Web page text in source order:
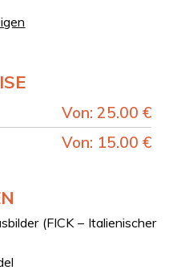
Körpergewicht.
eines Erwachsenen
Paddeln
der Küste der Halbinsel
von San Liberatore
Von: 25.00 €
Von: 15.00 €
(FICK – Italienischer